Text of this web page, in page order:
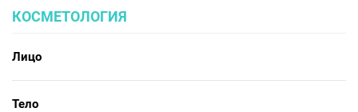
КОСМЕТОЛОГИЯ
Лицо
Тело